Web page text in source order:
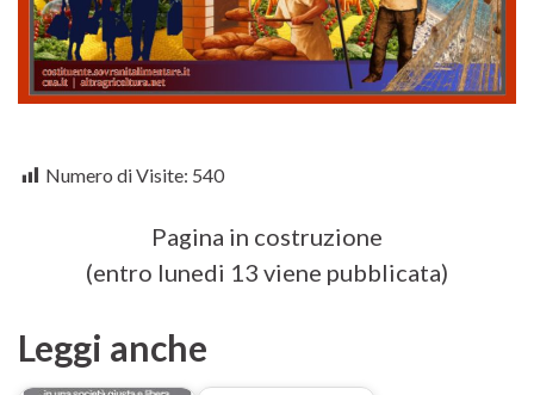
Numero di Visite: 540
Pagina in costruzione
(entro lunedi 13 viene pubblicata)
Leggi anche